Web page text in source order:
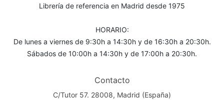
Librería de referencia en Madrid desde 1975
HORARIO:
De lunes a viernes de 9:30h a 14:30h y de 16:30h a 20:30h.
Sábados de 10:00h a 14:30h y de 17:00h a 20:30h.
Contacto
C/Tutor 57. 28008, Madrid (España)